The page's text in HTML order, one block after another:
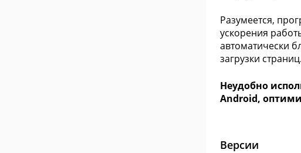
Разумеется,
ускорения
автоматически
загрузки страниц.
Неудобно
Android,
Версии